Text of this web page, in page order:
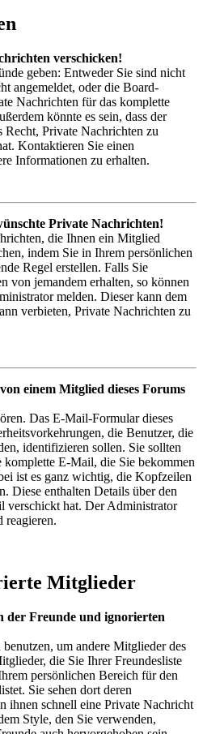
verschicken!
geben: Entweder Sie sind nicht
angemeldet, oder die Board-
Nachrichten für das komplette
könnte es sein, dass der
Recht, Private Nachrichten zu
Kontaktieren Sie einen
Informationen zu erhalten.
Private Nachrichten!
die Ihnen ein Mitglied
indem Sie in Ihrem persönlichen
Regel erstellen. Falls Sie
von jemandem erhalten, so können
melden. Dieser kann dem
verbieten, Private Nachrichten zu
einem Mitglied dieses Forums
Das E-Mail-Formular dieses
die Benutzer, die
identifizieren sollen. Sie sollten
E-Mail, die Sie bekommen
ist es ganz wichtig, die Kopfzeilen
Diese enthalten Details über den
verschickt hat. Der Administrator
reagieren.
Mitglieder
der Freunde und ignorierten
um andere Mitglieder des
die Sie Ihrer Freundesliste
persönlichen Bereich für den
Sie sehen dort deren
ihnen schnell eine Private Nachricht
Style, den Sie verwenden,